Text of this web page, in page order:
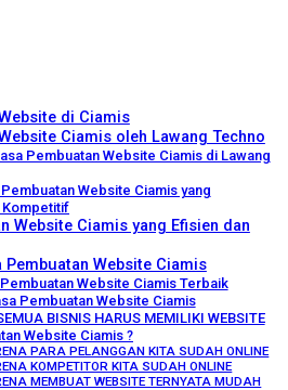
di Ciamis
Ciamis oleh Lawang Techno
Pembuatan Website Ciamis di Lawang
Website Ciamis yang
Kompetitif
Website Ciamis yang Efisien dan
Pembuatan Website Ciamis
Website Ciamis Terbaik
Pembuatan Website Ciamis
BISNIS HARUS MEMILIKI WEBSITE
Website Ciamis ?
PARA PELANGGAN KITA SUDAH ONLINE
KOMPETITOR KITA SUDAH ONLINE
MEMBUAT WEBSITE TERNYATA MUDAH